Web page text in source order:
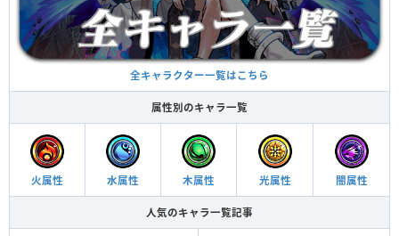
全キャラクター一覧はこちら
属性別のキャラ一覧
火属性 水属性 木属性 光属性 闇属性
人気のキャラ一覧記事